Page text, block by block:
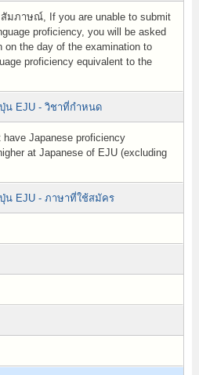
มภาษณ์, If you are unable to submit
proficiency, you will be asked
on the day of the examination to
proficiency equivalent to the
น EJU - วิชาที่กำหนด
Japanese proficiency
at Japanese of EJU (excluding
น EJU - ภาษาที่ใช้สมัคร